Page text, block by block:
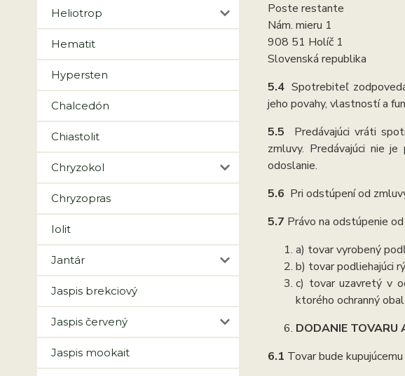
Heliotrop
Hematit
Hypersten
Chalcedón
Chiastolit
Chryzokol
Chryzopras
Iolit
Jantár
Jaspis brekciový
Jaspis červený
Jaspis mookait
Poste restante
Nám. mieru 1
908 51 Holíč 1
Slovenská republika
5.4Spotrebiteľ
jeho povahy, vlastností a
5.5 Predávajúci vráti
zmluvy. Predávajúci nie
odoslanie.
5.6 Pri odstúpení od
5.7 Právo na odstúpenie
a) tovar vyrobený
b) tovar podliehajúci
c) tovar uzavretý v
ktorého ochranný
DODANIE TOVARU
6.1 Tovar bude